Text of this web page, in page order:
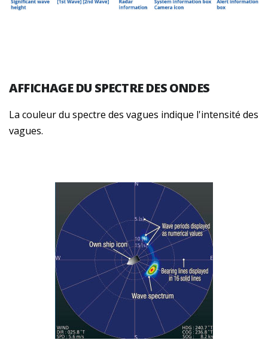
AFFICHAGE DU SPECTRE DES ONDES
La couleur du spectre des vagues indique l'intensité des
vagues.